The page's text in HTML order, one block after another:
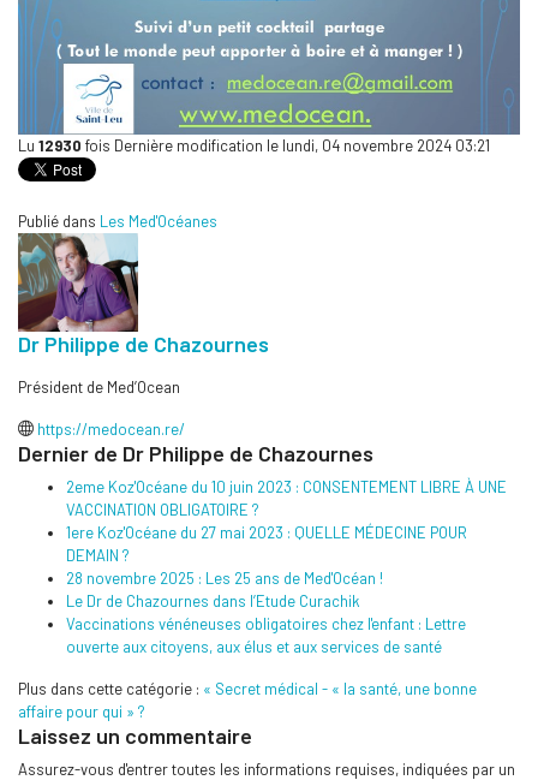
Lu 12930 fois Dernière modification le lundi, 04 novembre 2024 03:21
Publié dans Les Med'Océanes
Dr Philippe de Chazournes
Président de Med’Ocean
https://medocean.re/
Dernier de Dr Philippe de Chazournes
2eme Koz'Océane du 10 juin 2023 : CONSENTEMENT LIBRE À UNE
VACCINATION OBLIGATOIRE ?
1ere Koz'Océane du 27 mai 2023 : QUELLE MÉDECINE POUR
DEMAIN ?
28 novembre 2025 : Les 25 ans de Med'Océan !
Le Dr de Chazournes dans l’Etude Curachik
Vaccinations vénéneuses obligatoires chez l'enfant : Lettre
ouverte aux citoyens, aux élus et aux services de santé
Plus dans cette catégorie : « Secret médical - « la santé, une bonne
affaire pour qui » ?
Laissez un commentaire
Assurez-vous d'entrer toutes les informations requises, indiquées par un